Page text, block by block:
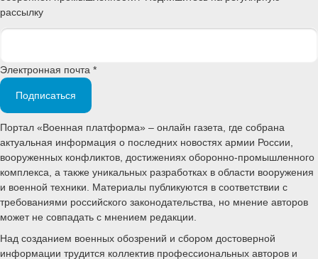
рассылку
Электронная почта *
Подписаться
Портал «Военная платформа» – онлайн газета, где собрана
актуальная информация о последних новостях армии России,
вооруженных конфликтов, достижениях оборонно-промышленного
комплекса, а также уникальных разработках в области вооружения
и военной техники. Материалы публикуются в соответствии с
требованиями российского законодательства, но мнение авторов
может не совпадать с мнением редакции.
Над созданием военных обозрений и сбором достоверной
информации трудится коллектив профессиональных авторов и